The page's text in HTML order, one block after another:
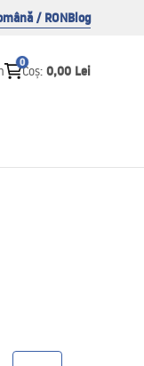
/ RONBlog
0
Coș: 0,00 Lei